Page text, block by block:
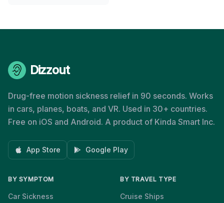
Dizzout
Drug-free motion sickness relief in 90 seconds. Works
in cars, planes, boats, and VR. Used in 30+ countries.
Free on iOS and Android. A product of Kinda Smart Inc.
App Store Google Play
BY SYMPTOM
Car Sickness
BY TRAVEL TYPE
Cruise Ships